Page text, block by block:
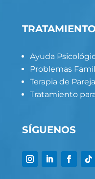
Ayuda
Problemas
Terapia de
Tratamiento
SÍGUENOS